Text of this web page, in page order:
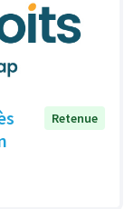
Retenue